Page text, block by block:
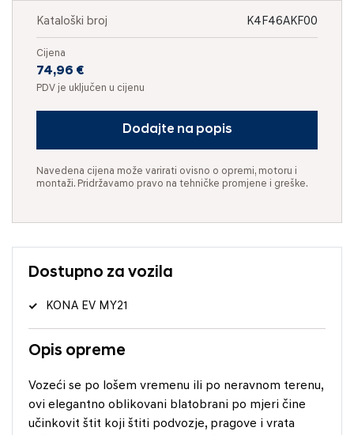
Kataloški broj K4F46AKF00
Cijena
74,96 €
PDV je uključen u cijenu
Dodajte na popis
Navedena cijena može varirati ovisno o opremi, motoru i
montaži. Pridržavamo pravo na tehničke promjene i greške.
Dostupno za vozila
KONA EV MY21
Opis opreme
Vozeći se po lošem vremenu ili po neravnom terenu,
ovi elegantno oblikovani blatobrani po mjeri čine
učinkovit štit koji štiti podvozje, pragove i vrata